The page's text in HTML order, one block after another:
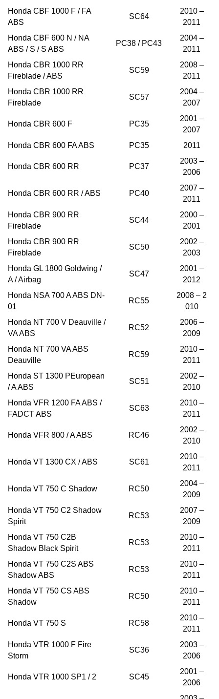
Honda CBF 1000 F / FA
ABS
SC64
2010 –
2011
Honda CBF 600 N / NA
ABS / S / S ABS
PC38 / PC43
2004 –
2011
Honda CBR 1000 RR
Fireblade / ABS
SC59
2008 –
2011
Honda CBR 1000 RR
Fireblade
SC57
2004 –
2007
Honda CBR 600 F PC35
2001 –
2007
Honda CBR 600 FA ABS
PC35 2011
Honda CBR 600 RR PC37
2003 –
2006
Honda CBR 600 RR / ABS PC40
2007 –
2011
Honda CBR 900 RR
Fireblade
SC44
2000 –
2001
Honda CBR 900 RR
Fireblade
SC50
2002 –
2003
Honda GL 1800 Goldwing /
A / Airbag
SC47
2001 –
2012
Honda NSA 700 A ABS DN-
01
RC55
2008 – 2
010
Honda NT 700 V Deauville /
VA ABS
RC52
2006 –
2009
Honda NT 700 VA ABS
Deauville
RC59
2010 –
2011
Honda ST 1300 PEuropean
/ A ABS
SC51
2002 –
2010
Honda VFR 1200 FA ABS /
FADCT ABS
SC63
2010 –
2011
Honda VFR 800 / A ABS RC46
2002 –
2010
Honda VT 1300 CX / ABS SC61
2010 –
2011
Honda VT 750 C Shadow RC50
2004 –
2009
Honda VT 750 C2 Shadow
Spirit
RC53
2007 –
2009
Honda VT 750 C2B
Shadow Black Spirit
RC53
2010 –
2011
Honda VT 750 C2S ABS
Shadow ABS
RC53
2010 –
2011
Honda VT 750 CS ABS
Shadow
RC50
2010 –
2011
Honda VT 750 S RC58
2010 –
2011
Honda VTR 1000 F Fire
Storm
SC36
2003 –
2006
Honda VTR 1000 SP1 / 2 SC45
2001 –
2006